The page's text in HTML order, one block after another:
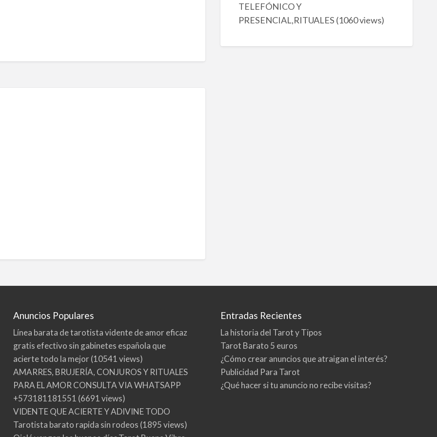
TELEFÓNICO Y
PRESENCIAL,RITUALES (1060 views)
Anuncios Populares
Línea barata de tarotista vidente de amor eficaz
gratis efectivo sin gabinetes española que
acierte todo la mejor(10541 views)
AMARRES, BRUJERÍA, CONJUROS Y RITUALES
PARA EL AMOR CONSULTA VIA WHATSAPP
+573181181551 (6691 views)
VIDENTE QUE ACIERTE Y ADIVINE TODO
Tarotista barato rapida sin rodeos (1895 views)
Entradas Recientes
La historia del Tarot y Tipos
Tarot Barato 5 euros
¿Cómo crear anuncios que atraigan el interés?
Publicidad Para Tarot
¿Qué hacer si tu anuncio no recibe visitas?